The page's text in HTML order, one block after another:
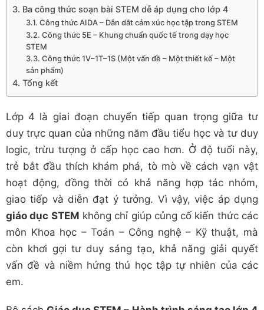
3. Ba công thức soạn bài STEM dễ áp dụng cho lớp 4
3.1. Công thức AIDA – Dẫn dắt cảm xúc học tập trong STEM
3.2. Công thức 5E – Khung chuẩn quốc tế trong dạy học
STEM
3.3. Công thức 1V–1T–1S (Một vấn đề – Một thiết kế – Một
sản phẩm)
4. Tổng kết
Lớp 4 là giai đoạn chuyển tiếp quan trọng giữa tư
duy trực quan của những năm đầu tiểu học và tư duy
logic, trừu tượng ở cấp học cao hơn. Ở độ tuổi này,
trẻ bắt đầu thích khám phá, tò mò về cách vạn vật
hoạt động, đồng thời có khả năng hợp tác nhóm,
giao tiếp và diễn đạt ý tưởng. Vì vậy, việc áp dụng
giáo dục STEM không chỉ giúp củng cố kiến thức các
môn Khoa học – Toán – Công nghệ – Kỹ thuật, mà
còn khơi gợi tư duy sáng tạo, khả năng giải quyết
vấn đề và niềm hứng thú học tập tự nhiên của các
em.